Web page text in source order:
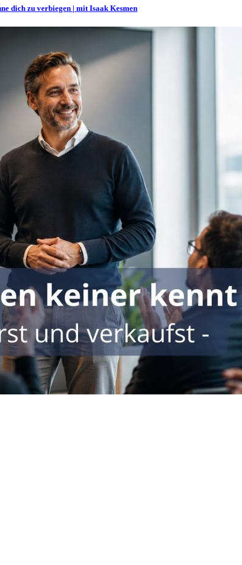
dich zu verbiegen | mit Isaak Kesmen